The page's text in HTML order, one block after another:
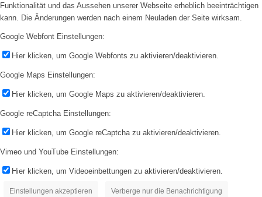
Funktionalität und das Aussehen unserer Webseite erheblich beeinträchtigen
kann. Die Änderungen werden nach einem Neuladen der Seite wirksam.
Google Webfont Einstellungen:
Hier klicken, um Google Webfonts zu aktivieren/deaktivieren.
Google Maps Einstellungen:
Hier klicken, um Google Maps zu aktivieren/deaktivieren.
Google reCaptcha Einstellungen:
Hier klicken, um Google reCaptcha zu aktivieren/deaktivieren.
Vimeo und YouTube Einstellungen:
Hier klicken, um Videoeinbettungen zu aktivieren/deaktivieren.
Einstellungen akzeptieren Verberge nur die Benachrichtigung